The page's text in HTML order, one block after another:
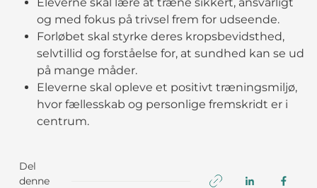
og med fokus på trivsel frem for udseende.
Forløbet skal styrke deres kropsbevidsthed,
selvtillid og forståelse for, at sundhed kan se ud
på mange måder.
Eleverne skal opleve et positivt træningsmiljø,
hvor fællesskab og personlige fremskridt er i
centrum.
Del
denne